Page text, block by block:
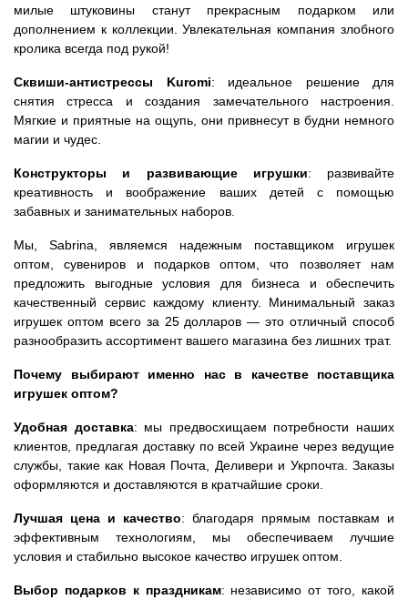
милые штуковины станут прекрасным подарком или
дополнением к коллекции. Увлекательная компания злобного
кролика всегда под рукой!
Сквиши-антистрессы Kuromi: идеальное решение для
снятия стресса и создания замечательного настроения.
Мягкие и приятные на ощупь, они привнесут в будни немного
магии и чудес.
Конструкторы и развивающие игрушки: развивайте
креативность и воображение ваших детей с помощью
забавных и занимательных наборов.
Мы, Sabrina, являемся надежным поставщиком игрушек
оптом, сувениров и подарков оптом, что позволяет нам
предложить выгодные условия для бизнеса и обеспечить
качественный сервис каждому клиенту. Минимальный заказ
игрушек оптом всего за 25 долларов — это отличный способ
разнообразить ассортимент вашего магазина без лишних трат.
Почему выбирают именно нас в качестве поставщика
игрушек оптом?
Удобная доставка: мы предвосхищаем потребности наших
клиентов, предлагая доставку по всей Украине через ведущие
службы, такие как Новая Почта, Деливери и Укрпочта. Заказы
оформляются и доставляются в кратчайшие сроки.
Лучшая цена и качество: благодаря прямым поставкам и
эффективным технологиям, мы обеспечиваем лучшие
условия и стабильно высокое качество игрушек оптом.
Выбор подарков к праздникам: независимо от того, какой